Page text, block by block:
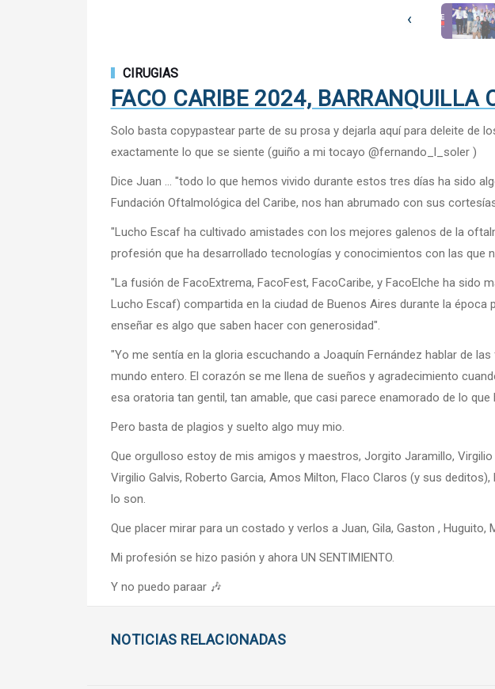
‹
CIRUGIAS
FACO CARIBE 2024, BARRANQUILLA
Solo basta copypastear parte de su prosa y dejarla aquí para deleite de
exactamente lo que se siente (guiño a mi tocayo @fernando_l_soler )
Dice Juan ... "todo lo que hemos vivido durante estos tres días ha sido
Fundación Oftalmológica del Caribe, nos han abrumado con sus
"Lucho Escaf ha cultivado amistades con los mejores galenos de la
profesión que ha desarrollado tecnologías y conocimientos con las que
"La fusión de FacoExtrema, FacoFest, FacoCaribe, y FacoElche ha sido
Lucho Escaf) compartida en la ciudad de Buenos Aires durante la
enseñar es algo que saben hacer con generosidad".
"Yo me sentía en la gloria escuchando a Joaquín Fernández hablar de
mundo entero. El corazón se me llena de sueños y agradecimiento
esa oratoria tan gentil, tan amable, que casi parece enamorado de lo que
Pero basta de plagios y suelto algo muy mio.
Que orgulloso estoy de mis amigos y maestros, Jorgito Jaramillo,
Virgilio Galvis, Roberto Garcia, Amos Milton, Flaco Claros (y sus
lo son.
Que placer mirar para un costado y verlos a Juan, Gila, Gaston ,
Mi profesión se hizo pasión y ahora UN SENTIMIENTO.
Y no puedo paraar 🎶
NOTICIAS RELACIONADAS